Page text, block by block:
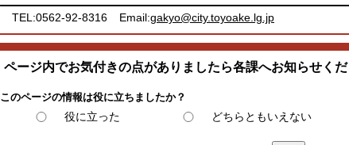
TEL:0562-92-8316 Email:gakyo@city.toyoake.lg.jp
ページ内でお気付きの点がありましたら各課へお知らせく
このページの情報は役に立ちましたか？
役に立った どちらともいえない